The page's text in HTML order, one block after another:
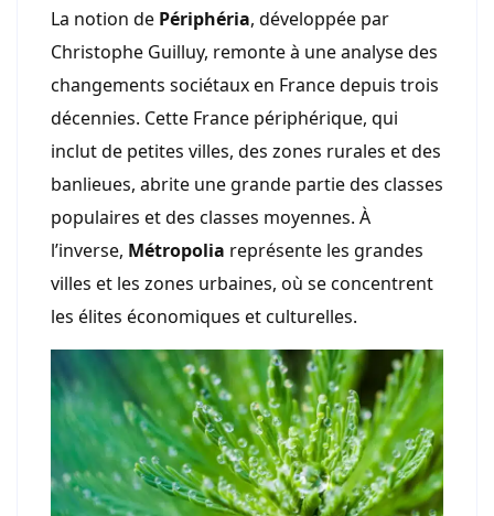
La notion de Périphéria, développée par
Christophe Guilluy, remonte à une analyse des
changements sociétaux en France depuis trois
décennies. Cette France périphérique, qui
inclut de petites villes, des zones rurales et des
banlieues, abrite une grande partie des classes
populaires et des classes moyennes. À
l’inverse, Métropolia représente les grandes
villes et les zones urbaines, où se concentrent
les élites économiques et culturelles.